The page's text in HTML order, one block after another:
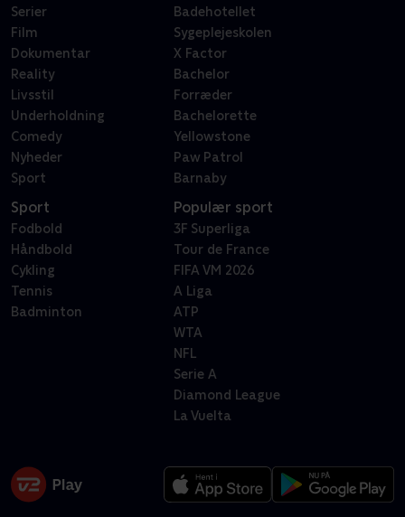
Serier
Film
Dokumentar
Reality
Livsstil
Underholdning
Comedy
Nyheder
Sport
Badehotellet
Sygeplejeskolen
X Factor
Bachelor
Forræder
Bachelorette
Yellowstone
Paw Patrol
Barnaby
Sport
Fodbold
Håndbold
Cykling
Tennis
Badminton
Populær sport
3F Superliga
Tour de France
FIFA VM 2026
A Liga
ATP
WTA
NFL
Serie A
Diamond League
La Vuelta